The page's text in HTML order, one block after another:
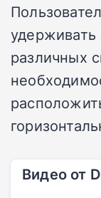
различных
Видео от